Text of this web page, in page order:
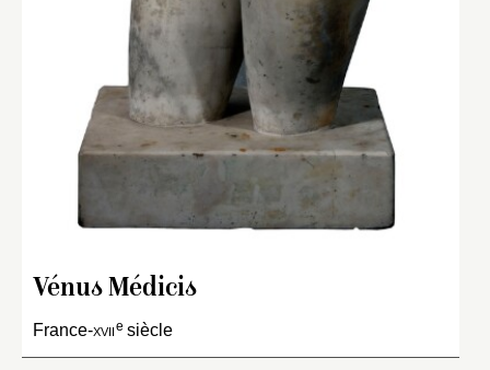
Vénus Médicis
France-xviie siècle